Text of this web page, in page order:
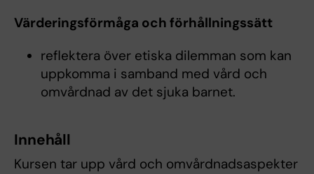
Värderingsförmåga och förhållningssätt
reflektera över etiska dilemman som kan
uppkomma i samband med vård och
omvårdnad av det sjuka barnet.
Innehåll
Kursen tar upp vård och omvårdnadsaspekter